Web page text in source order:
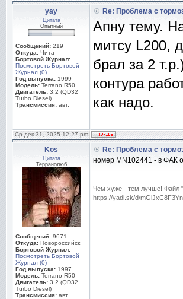
yay
Цитата
Опытный
Сообщений: 219
Откуда: Чита
Бортовой Журнал:
Посмотреть Бортовой
Журнал (0)
Год выпуска: 1999
Модель: Terrano R50
Двигатель: 3.2 (QD32
Turbo Diesel)
Трансмиссия: авт.
Re: Проблема с
Апну тему.
митсу L200,
брал за 2
контура
как надо.
Ср дек 31, 2025 12:27 pm
Kos
Цитата
Терранолюб
Сообщений: 9671
Откуда: Новороссийск
Бортовой Журнал:
Посмотреть Бортовой
Журнал (0)
Год выпуска: 1997
Модель: Terrano R50
Двигатель: 3.2 (QD32
Turbo Diesel)
Трансмиссия: авт.
Re: Проблема с
номер MN102441 - в ФАК
Чем хуже - тем лучше! Файл
https://yadi.sk/d/